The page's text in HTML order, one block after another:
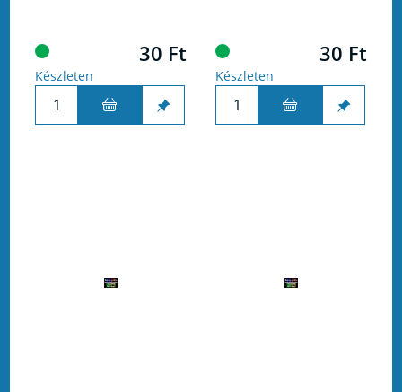
30 Ft
Készleten
30 Ft
Készleten